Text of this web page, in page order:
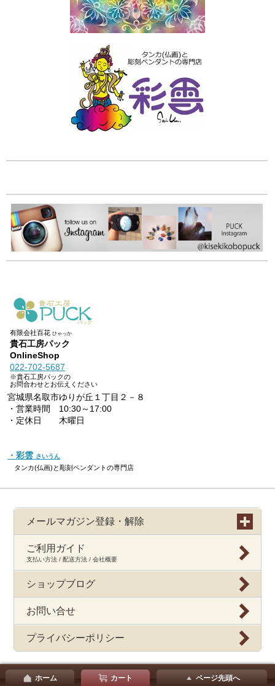
有限会社百花ひゃっか
貴石工房パック
OnlineShop
022-702-5687
※貴石工房パックの
お問合わせとお伝えください
宮城県名取市ゆりが丘１丁目２－８
・営業時間 10:30～17:00
・定休日 木曜日
・彩雲 さいうん
タンカ(仏画)と彫刻ペンダントの専門店
メールマガジン登録・解除
ご利用ガイド
支払い方法 / 配送方法 / 会社概要
ショップブログ
お問い合せ
プライバシーポリシー
ホーム カート ページ先頭へ